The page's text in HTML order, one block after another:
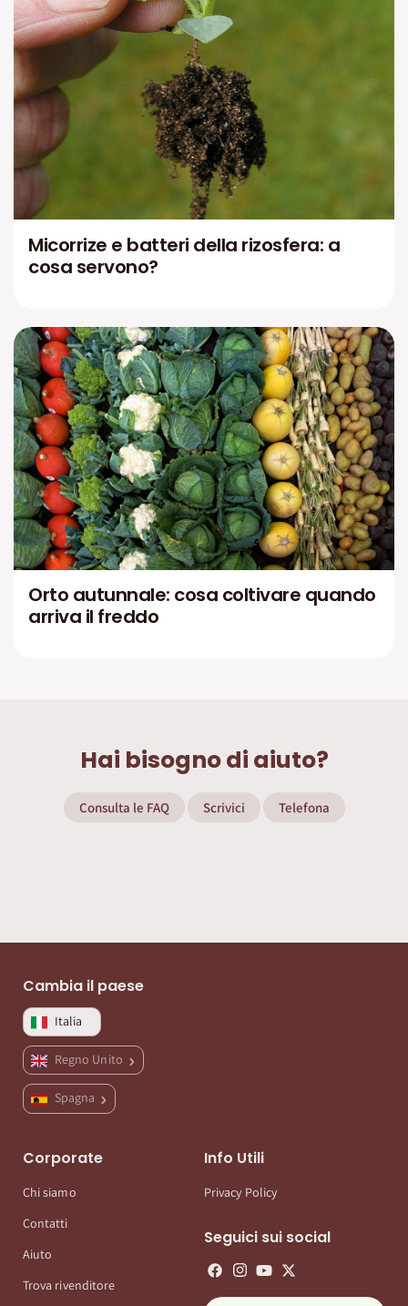
Micorrize e batteri della rizosfera: a
cosa servono?
Orto autunnale: cosa coltivare quando
arriva il freddo
Hai bisogno di aiuto?
Consulta le FAQ Scrivici Telefona
Cambia il paese
Italia
Regno Unito
Spagna
Corporate
Chi siamo
Contatti
Aiuto
Trova rivenditore
Info Utili
Privacy Policy
Seguici sui social